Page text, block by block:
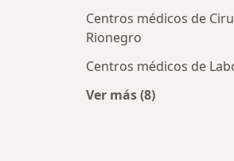
Centros médicos de
Rionegro
Centros médicos de
Ver más (8)